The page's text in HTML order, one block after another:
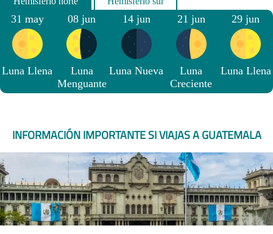
31 may
Luna Llena
08 jun
Luna
Menguante
14 jun
Luna Nueva
21 jun
Luna
Creciente
29 jun
Luna Llena
INFORMACIÓN IMPORTANTE SI VIAJAS A GUATEMALA